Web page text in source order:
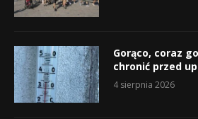
Gorąco, coraz
chronić przed
4 sierpnia 2026